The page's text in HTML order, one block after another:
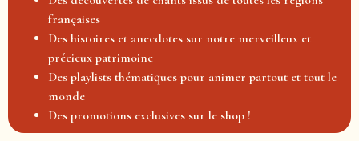
françaises
Des histoires et anecdotes sur notre merveilleux et
précieux patrimoine
Des playlists thématiques pour animer partout et tout le
monde
Des promotions exclusives sur le shop !